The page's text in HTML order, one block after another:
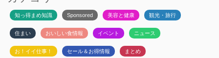
知っ得まめ知識 Sponsored 美容と健康 観光・旅行
住まい おいしい食情報 イベント ニュース
お！イイ仕事！ セール＆お得情報 まとめ